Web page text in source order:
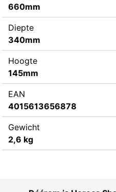
660mm
Diepte
340mm
Hoogte
145mm
EAN
4015613656878
Gewicht
2,6 kg